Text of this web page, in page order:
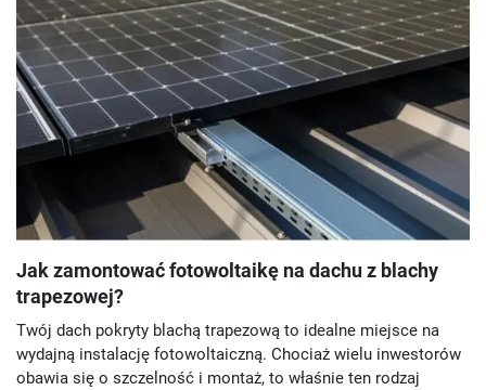
Jak zamontować fotowoltaikę na dachu z blachy
trapezowej?
Twój dach pokryty blachą trapezową to idealne miejsce na
wydajną instalację fotowoltaiczną. Chociaż wielu inwestorów
obawia się o szczelność i montaż, to właśnie ten rodzaj